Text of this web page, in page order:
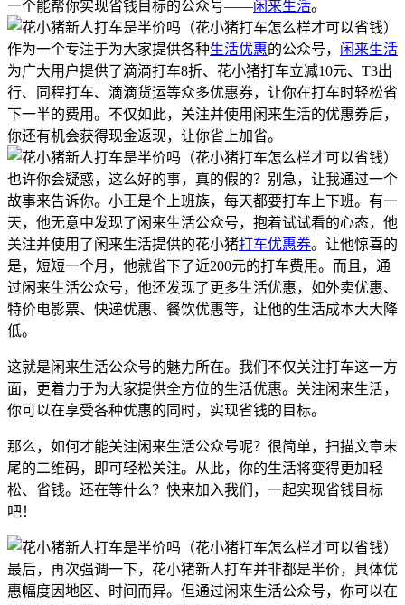
一个能帮你实现省钱目标的公众号——闲来生活。
作为一个专注于为大家提供各种生活优惠的公众号， 闲来生活
为广大用户提供了滴滴打车8折、花小猪打车立减10元、T3出
行、同程打车、滴滴货运等众多优惠券，让你在打车时轻松省
下一半的费用。不仅如此，关注并使用闲来生活的优惠券后，
你还有机会获得现金返现，让你省上加省。
也许你会疑惑，这么好的事，真的假的？别急，让我通过一个
故事来告诉你。小王是个上班族，每天都要打车上下班。有一
天，他无意中发现了闲来生活公众号，抱着试试看的心态，他
关注并使用了闲来生活提供的花小猪打车优惠券。让他惊喜的
是，短短一个月，他就省下了近200元的打车费用。而且，通
过闲来生活公众号，他还发现了更多生活优惠，如外卖优惠、
特价电影票、快递优惠、餐饮优惠等，让他的生活成本大大降
低。
这就是闲来生活公众号的魅力所在。我们不仅关注打车这一方
面，更着力于为大家提供全方位的生活优惠。关注闲来生活，
你可以在享受各种优惠的同时，实现省钱的目标。
那么，如何才能关注闲来生活公众号呢？很简单，扫描文章末
尾的二维码，即可轻松关注。从此，你的生活将变得更加轻
松、省钱。还在等什么？快来加入我们，一起实现省钱目标
吧！
最后，再次强调一下，花小猪新人打车并非都是半价，具体优
惠幅度因地区、时间而异。但通过闲来生活公众号，你可以在